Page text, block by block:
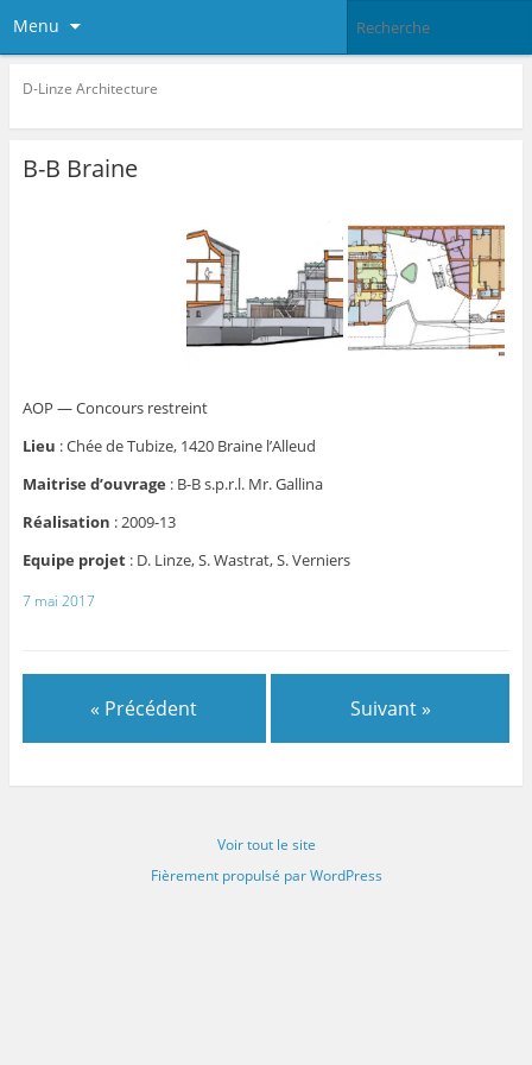
Menu
D-Linze Architecture
B-B Braine
AOP — Concours restreint
Lieu : Chée de Tubize, 1420 Braine l’Alleud
Maitrise d’ouvrage : B-B s.p.r.l. Mr. Gallina
Réalisation :2009-13
Equipe projet: D. Linze, S. Wastrat, S. Verniers
7 mai 2017
« Précédent Suivant »
Voir tout le site
Fièrement propulsé par WordPress